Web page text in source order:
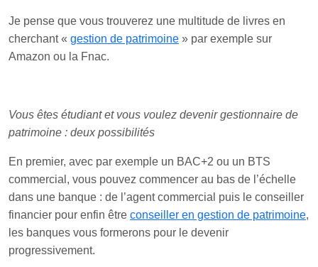
Je pense que vous trouverez une multitude de livres en
cherchant « gestion de patrimoine » par exemple sur
Amazon ou la Fnac.
Vous êtes étudiant et vous voulez devenir gestionnaire de
patrimoine : deux possibilités
En premier, avec par exemple un BAC+2 ou un BTS
commercial, vous pouvez commencer au bas de l’échelle
dans une banque : de l’agent commercial puis le conseiller
financier pour enfin être conseiller en gestion de patrimoine,
les banques vous formerons pour le devenir
progressivement.